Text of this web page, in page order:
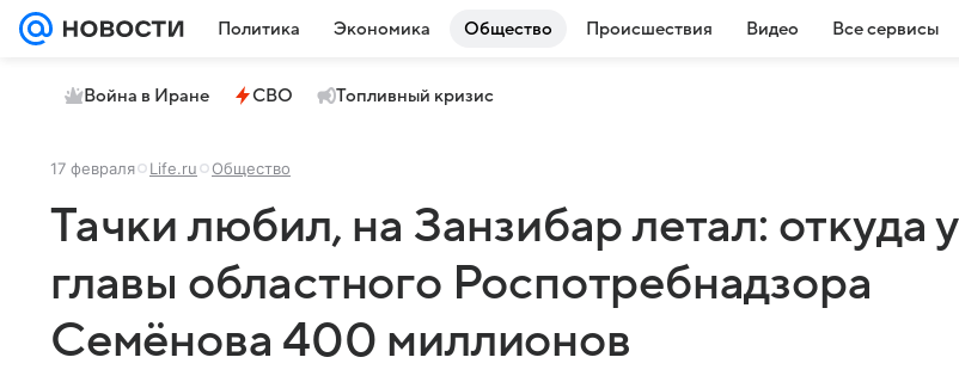
Политика Экономика Общество Происшествия Видео Все сервисы
Война в Иране СВО Топливный кризис
17 февраля Life.ru Общество
Тачки любил, на Занзибар летал: откуда у
главы областного Роспотребнадзора
Семёнова 400 миллионов